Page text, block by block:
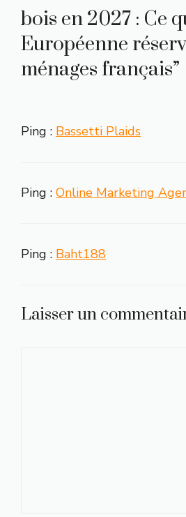
bois en 2027 : Ce
Européenne
ménages français”
Ping : Bassetti Plaids
Ping : Online Marketing
Ping : Baht188
Laisser un